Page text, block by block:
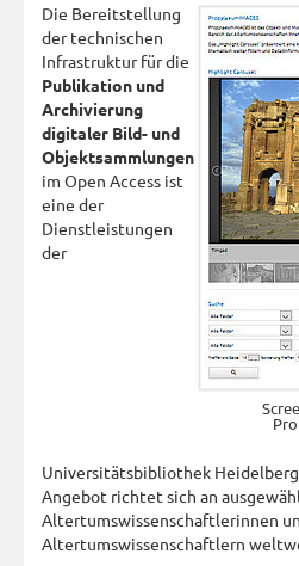
Die Bereitstellung
der technischen
Infrastruktur für die
Publikation und
Archivierung
digitaler Bild- und
Objektsammlungen
im Open Access ist
eine der
Dienstleistungen
der
Universitätsbibliothek
Angebot richtet sich an
Altertumswissenschaftlerinnen
Altertumswissenschaftlern